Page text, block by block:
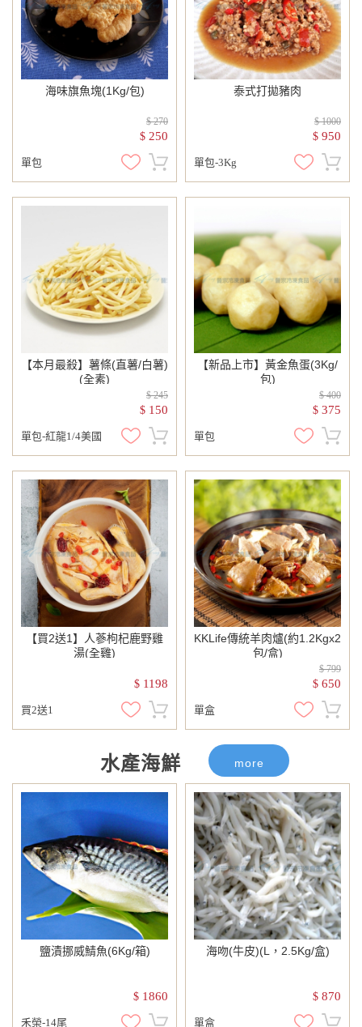
海味旗魚塊(1Kg/包)
$ 270
$ 250
單包
泰式打拋豬肉
$ 1000
$ 950
單包-3Kg
【本月最殺】薯條(直薯/白薯)
(全素)
$ 245
$ 150
單包-紅龍1/4美國
【新品上市】黃金魚蛋(3Kg/
包)
$ 400
$ 375
單包
【買2送1】人蔘枸杞鹿野雞
湯(全雞)
$ 1198
買2送1
KKLife傳統羊肉爐(約1.2Kgx2
包/盒)
$ 799
$ 650
單盒
水產海鮮 more
鹽漬挪威鯖魚(6Kg/箱)
$ 1860
禾榮-14尾
海吻(牛皮)(L，2.5Kg/盒)
$ 870
單盒